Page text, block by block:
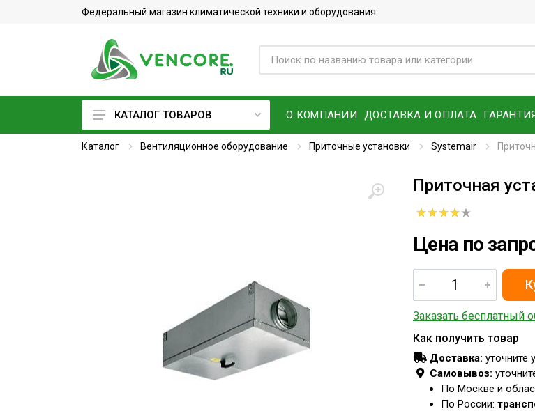
Федеральный магазин климатической техники и оборудования
Кондиционеры
Тепловые пушки
КАТАЛОГ ТОВАРОВ О КОМПАНИИ ДОСТАВКА И ОПЛАТА
Каталог Вентиляционное оборудование Приточные установки Systemair
Приточная
Цена по
Заказать бесплатный
Как получить товар
Доставка: уточните
Самовывоз:
По Москве и
По России: